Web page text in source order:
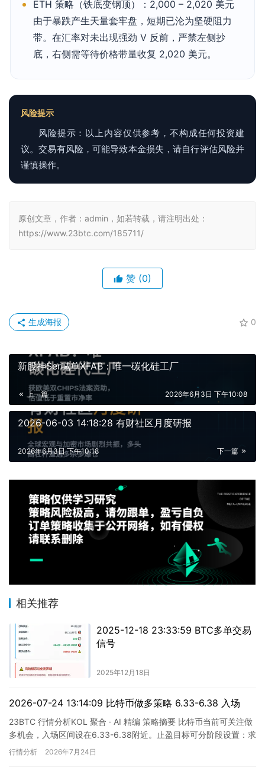
ETH 策略（铁底变钢顶）：2,000 – 2,020 美元
由于暴跌产生天量套牢盘，短期已沦为坚硬阻力
带。在汇率对未出现强劲 V 反前，严禁左侧抄
底，右侧需等待价格带量收复 2,020 美元。
风险提示
风险提示：以上内容仅供参考，不构成任何投资建
议。交易有风险，可能导致本金损失，请自行评估风险并
谨慎操作。
原创文章，作者：admin，如若转载，请注明出处：
https://www.23btc.com/185711/
赞 (0)
0
生成海报
新股神Ser喊单XFAB：唯一碳化硅工厂
上一篇 2026年6月3日 下午10:08
2026-06-03 14:18:28 有财社区月度研报
下一篇
2026年6月3日 下午10:18
相关推荐
2025-12-18 23:33:59 BTC多单交易
信号
2025年12月18日
2026-07-24 13:14:09 比特币做多策略 6.33-6.38 入场
23BTC 行情分析KOL 聚合 · AI 精编 策略摘要 比特币当前可关注做
多机会，入场区间设在6.33-6.38附近。止盈目标可分阶段设置：求
稳目标为6.47附近，后续可看向6…
行情分析 2026年7月24日